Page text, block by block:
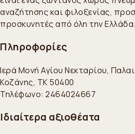
αναζήτησης και φιλοξενίας,
προσκυνητές από όλη την Ελλάδα.
Πληροφορίες
Ιερά Μονή Αγίου Νεκταρίου,
Κοζάνης, ΤΚ 50400
Τηλέφωνο: 2464024667
Ιδιαίτερα αξιοθέατα